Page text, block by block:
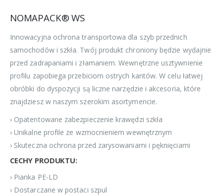
NOMAPACK® WS
Innowacyjna ochrona transportowa dla szyb przednich
samochodów i szkła. Twój produkt chroniony będzie wydajnie
przed zadrapaniami i złamaniem. Wewnętrzne usztywnienie
profilu zapobiega przebiciom ostrych kantów. W celu łatwej
obróbki do dyspozycji są liczne narzędzie i akcesoria, które
znajdziesz w naszym szerokim asortymencie.
› Opatentowane zabezpieczenie krawędzi szkła
› Unikalne profile ze wzmocnieniem wewnętrznym
› Skuteczna ochrona przed zarysowaniami i pęknięciami
CECHY PRODUKTU:
› Pianka PE-LD
› Dostarczane w postaci szpul